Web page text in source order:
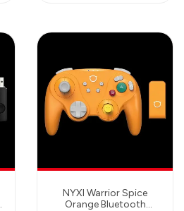
NYXI Warrior Spice
Orange Bluetooth